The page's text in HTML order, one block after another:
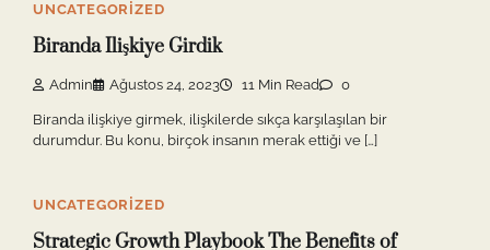
UNCATEGORIZED
Biranda Ilişkiye Girdik
Admin Ağustos 24, 2023 11 Min Read 0
Biranda ilişkiye girmek, ilişkilerde sıkça karşılaşılan bir
durumdur. Bu konu, birçok insanın merak ettiği ve […]
UNCATEGORIZED
Strategic Growth Playbook The Benefits of